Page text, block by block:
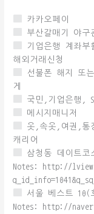
도
착
카카오페이
부산갈매기 야구
기업은행 계좌
해외거래신청
선불폰 해지 또
게
국민,기업은행,
메시지매니저
옷,속옷,여권,통
캐리어
삼청동 데이트코
Notes: http://
서울 베스트 10(
Notes: http://